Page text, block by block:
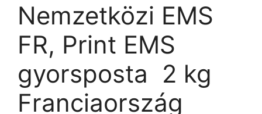
Nemzetközi EMS
FR, Print EMS
gyorsposta  2 kg 
Franciaország